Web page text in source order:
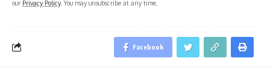
our Privacy Policy. You may unsubscribe at any time.
Facebook